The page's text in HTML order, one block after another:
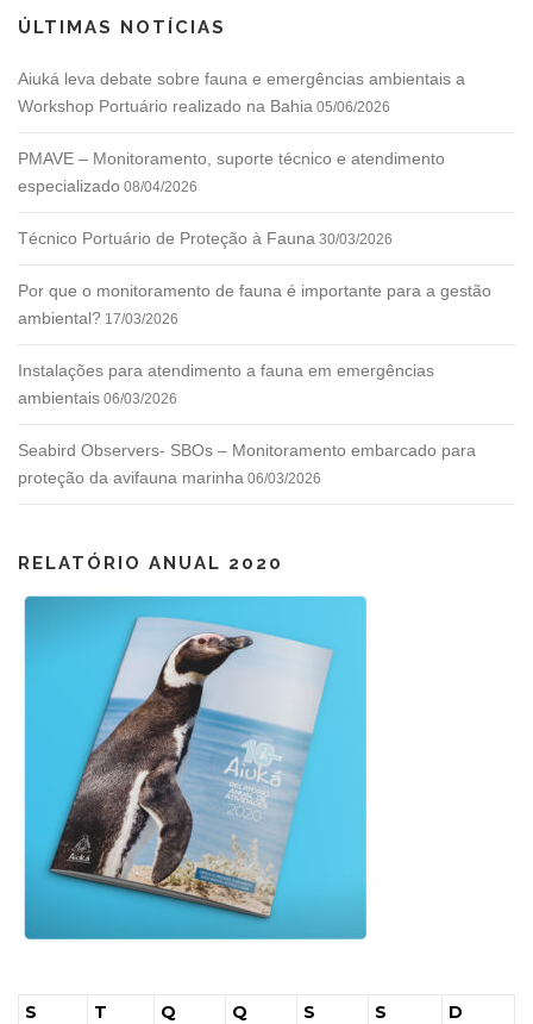
ÚLTIMAS NOTÍCIAS
Aiuká leva debate sobre fauna e emergências ambientais a
Workshop Portuário realizado na Bahia 05/06/2026
PMAVE – Monitoramento, suporte técnico e atendimento
especializado 08/04/2026
Técnico Portuário de Proteção à Fauna 30/03/2026
Por que o monitoramento de fauna é importante para a gestão
ambiental? 17/03/2026
Instalações para atendimento a fauna em emergências
ambientais 06/03/2026
Seabird Observers- SBOs – Monitoramento embarcado para
proteção da avifauna marinha 06/03/2026
RELATÓRIO ANUAL 2020
S T Q Q S S D